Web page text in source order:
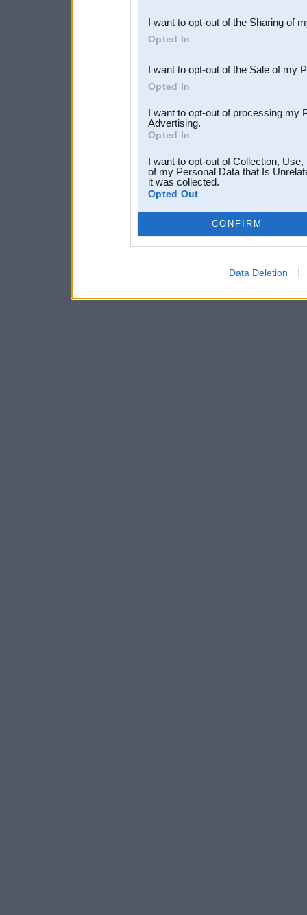
Downstream Participants
third parties.
I want to opt-out of the Sharing of
Opted In
I want to opt-out of the Sale of my
Opted In
I want to opt-out of processing my
Advertising.
Opted In
I want to opt-out of Collection,
of my Personal Data that Is
it was collected.
Opted Out
CONFIRM
Data Deletion